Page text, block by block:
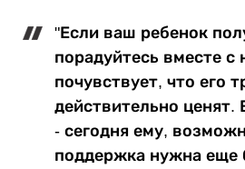
"Если ваш ребенок
порадуйтесь вместе с
почувствует, что его
действительно ценят.
- сегодня ему,
поддержка нужна еще